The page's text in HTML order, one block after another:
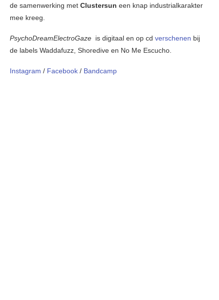
de samenwerking met Clustersun een knap industrialkarakter
mee kreeg.
PsychoDreamElectroGaze is digitaal en op cd verschenen bij
de labels Waddafuzz, Shoredive en No Me Escucho.
Instagram / Facebook / Bandcamp